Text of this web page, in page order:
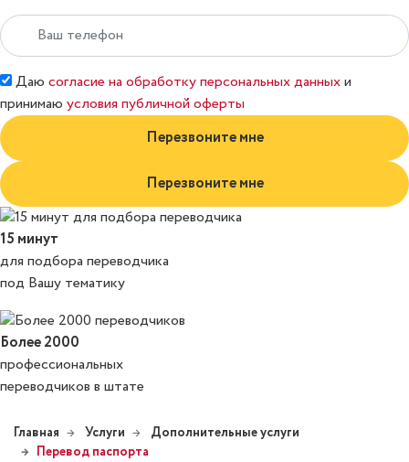
Даю согласие на обработку персональных данных и
принимаю условия публичной оферты
Перезвоните мне
Перезвоните мне
15 минут
для подбора переводчика
под Вашу тематику
Более 2000
профессиональных
переводчиков в штате
Главная Услуги
Дополнительные услуги
Перевод паспорта